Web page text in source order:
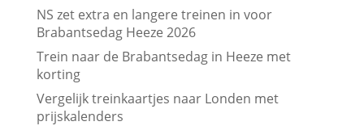
NS zet extra en langere treinen in voor
Brabantsedag Heeze 2026
Trein naar de Brabantsedag in Heeze met
korting
Vergelijk treinkaartjes naar Londen met
prijskalenders